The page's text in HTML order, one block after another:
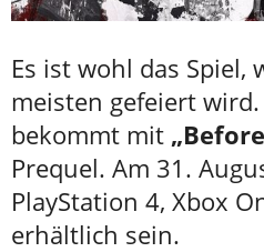
Es ist wohl das Spiel,
meisten gefeiert wird.
bekommt mit
Prequel. Am 31.
PlayStation 4, Xbox
erhältlich sein.